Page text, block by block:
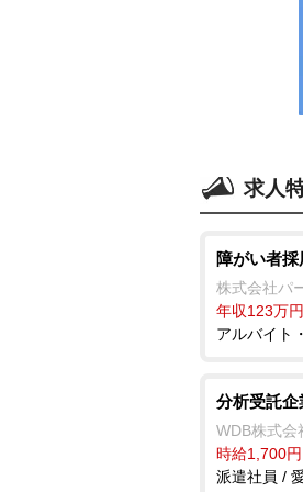
求人
障がい者
株式会社パ
年収123万
アルバイト
分析受託
WDB株式会
時給1,700
派遣社員 /